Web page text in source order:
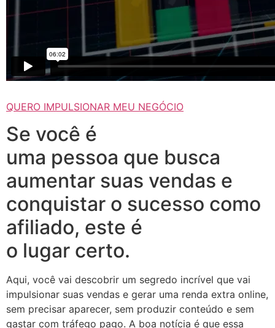
QUERO IMPULSIONAR MEU NEGÓCIO
Se você é
uma pessoa que busca
aumentar suas vendas e
conquistar o sucesso como
afiliado, este é
o lugar certo.
Aqui, você vai descobrir um segredo incrível que vai
impulsionar suas vendas e gerar uma renda extra online,
sem precisar aparecer, sem produzir conteúdo e sem
gastar com tráfego pago. A boa notícia é que essa